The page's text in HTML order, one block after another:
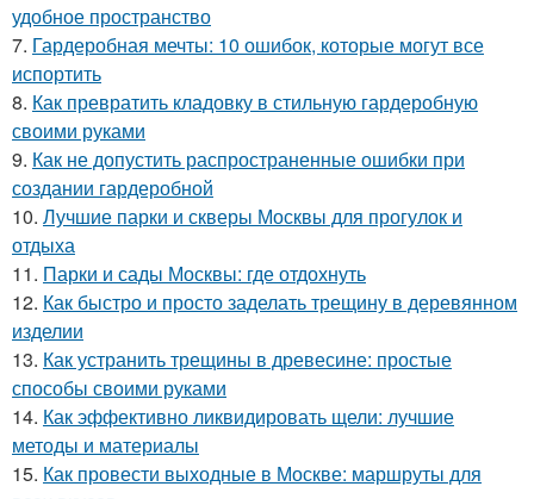
удобное пространство
7. Гардеробная мечты: 10 ошибок, которые могут все
испортить
8. Как превратить кладовку в стильную гардеробную
своими руками
9. Как не допустить распространенные ошибки при
создании гардеробной
10. Лучшие парки и скверы Москвы для прогулок и
отдыха
11. Парки и сады Москвы: где отдохнуть
12. Как быстро и просто заделать трещину в деревянном
изделии
13. Как устранить трещины в древесине: простые
способы своими руками
14. Как эффективно ликвидировать щели: лучшие
методы и материалы
15. Как провести выходные в Москве: маршруты для